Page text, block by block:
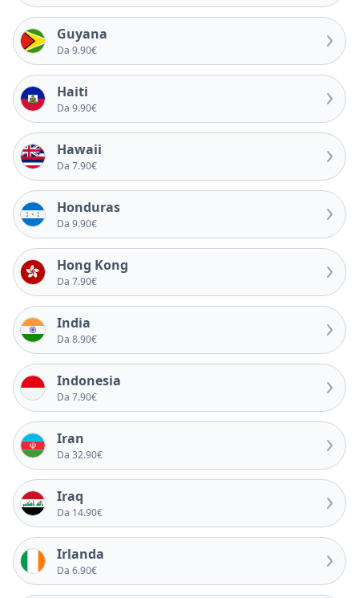
Guyana
Da 9.90€
Haiti
Da 9.90€
Hawaii
Da 7.90€
Honduras
Da 9.90€
Hong Kong
Da 7.90€
India
Da 8.90€
Indonesia
Da 7.90€
Iran
Da 32.90€
Iraq
Da 14.90€
Irlanda
Da 6.90€